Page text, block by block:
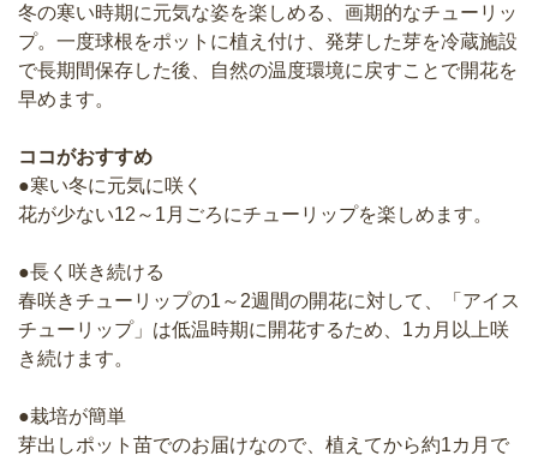
冬の寒い時期に元気な姿を楽しめる、画期的なチューリッ
プ。一度球根をポットに植え付け、発芽した芽を冷蔵施設
で長期間保存した後、自然の温度環境に戻すことで開花を
早めます。
ココがおすすめ
●寒い冬に元気に咲く
花が少ない12～1月ごろにチューリップを楽しめます。
●長く咲き続ける
春咲きチューリップの1～2週間の開花に対して、「アイス
チューリップ」は低温時期に開花するため、1カ月以上咲
き続けます。
●栽培が簡単
芽出しポット苗でのお届けなので、植えてから約1カ月で